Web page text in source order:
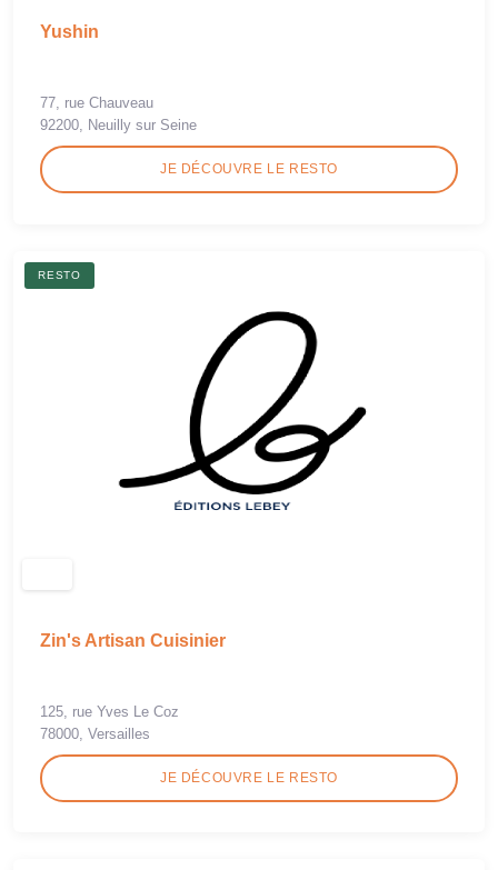
Yushin
77, rue Chauveau
92200, Neuilly sur Seine
JE DÉCOUVRE LE RESTO
RESTO
Zin's Artisan Cuisinier
125, rue Yves Le Coz
78000, Versailles
JE DÉCOUVRE LE RESTO